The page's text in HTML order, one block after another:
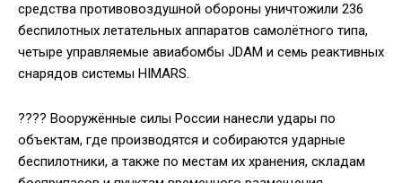
средства противовоздушной обороны уничтожили 236
беспилотных летательных аппаратов самолётного типа,
четыре управляемые авиабомбы JDAM и семь реактивных
снарядов системы HIMARS.
???? Вооружённые силы России нанесли удары по
объектам, где производятся и собираются ударные
беспилотники, а также по местам их хранения, складам